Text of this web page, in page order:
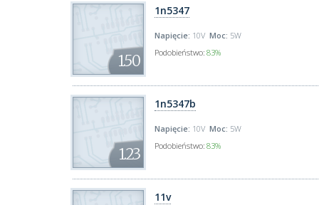
1.50
1n5347
Napięcie: 10V Moc: 5W
Podobieństwo: 83%
1.23
1n5347b
Napięcie: 10V Moc: 5W
Podobieństwo: 83%
11v